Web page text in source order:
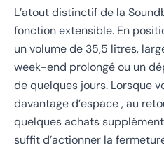
L’atout distinctif de la
fonction extensible. En
un volume de 35,5 litres,
week-end prolongé ou un
de quelques jours. Lorsque
davantage d’espace , au
quelques achats
suffit d’actionner la